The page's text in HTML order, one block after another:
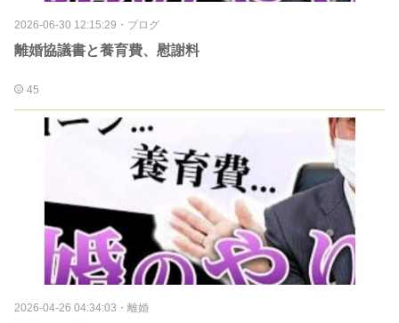
2026-06-30 12:15:29 ・ ブログ
離婚協議書と養育費、慰謝料
45
2026-04-26 04:34:03 ・ 離婚